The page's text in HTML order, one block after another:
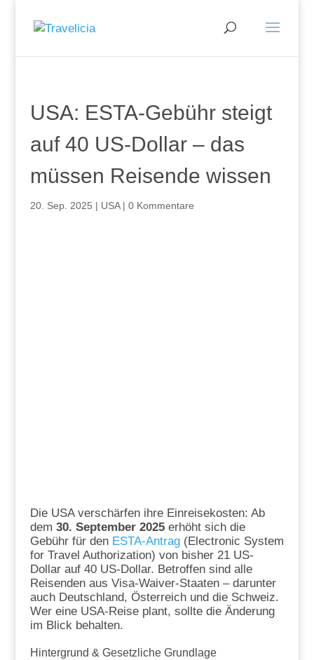
USA: ESTA-Gebühr steigt
auf 40 US-Dollar – das
müssen Reisende wissen
20. Sep. 2025 | USA| 0 Kommentare
Die USA verschärfen ihre Einreisekosten: Ab
dem 30. September 2025erhöht sich die
Gebühr für den ESTA-Antrag(Electronic System
for Travel Authorization) von bisher 21 US-
Dollar auf 40 US-Dollar. Betroffen sind alle
Reisenden aus Visa-Waiver-Staaten – darunter
auch Deutschland, Österreich und die Schweiz.
Wer eine USA-Reise plant, sollte die Änderung
im Blick behalten.
Hintergrund & Gesetzliche Grundlage